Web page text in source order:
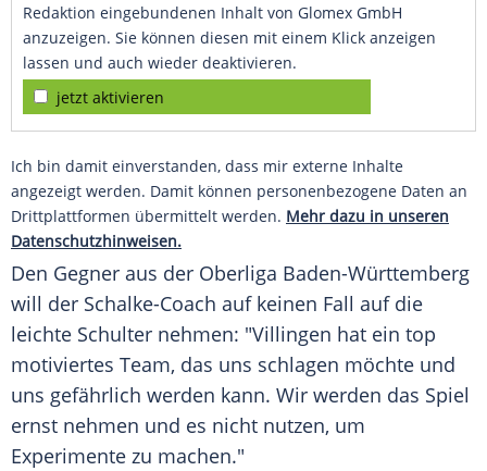
Redaktion eingebundenen Inhalt von Glomex GmbH
anzuzeigen. Sie können diesen mit einem Klick anzeigen
lassen und auch wieder deaktivieren.
jetzt aktivieren
Ich bin damit einverstanden, dass mir externe Inhalte
angezeigt werden. Damit können personenbezogene Daten an
Drittplattformen übermittelt werden. Mehr dazu in unseren
Datenschutzhinweisen.
Den Gegner aus der Oberliga Baden-Württemberg
will der Schalke-Coach auf keinen Fall auf die
leichte Schulter nehmen: "Villingen hat ein top
motiviertes Team, das uns schlagen möchte und
uns gefährlich werden kann. Wir werden das Spiel
ernst nehmen und es nicht nutzen, um
Experimente zu machen."